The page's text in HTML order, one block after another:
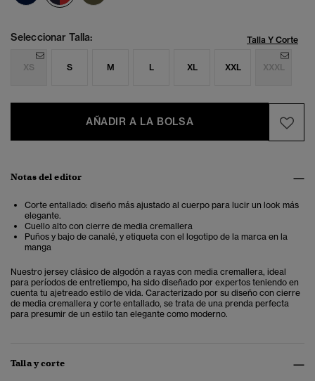
Seleccionar Talla: Talla Y Corte
XS S M L XL XXL XXXL
AÑADIR A LA BOLSA
Notas del editor
Corte entallado: diseño más ajustado al cuerpo para lucir un look más
elegante .
Cuello alto con cierre de media cremallera
Puños y bajo de canalé, y etiqueta con el logotipo de la marca en la
manga
Nuestro jersey clásico de algodón a rayas con media cremallera, ideal
para períodos de entretiempo, ha sido diseñado por expertos teniendo en
cuenta tu ajetreado estilo de vida. Caracterizado por su diseño con cierre
de media cremallera y corte entallado, se trata de una prenda perfecta
para presumir de un estilo tan elegante como moderno.
Talla y corte